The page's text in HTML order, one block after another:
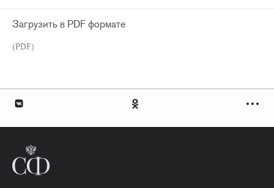
Загрузить в PDF формате
(PDF)